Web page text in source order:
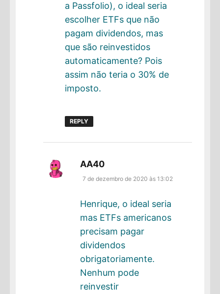
a Passfolio), o ideal seria
escolher ETFs que não
pagam dividendos, mas
que são reinvestidos
automaticamente? Pois
assim não teria o 30% de
imposto.
REPLY
AA40
7 de dezembro de 2020 às 13:02
Henrique, o ideal seria
mas ETFs americanos
precisam pagar
dividendos
obrigatoriamente.
Nenhum pode
reinvestir